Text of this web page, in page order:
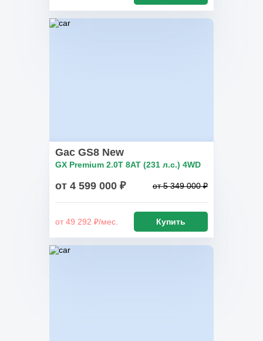
Gac GS8 New
GX Premium 2.0T 8AT (231 л.с.) 4WD
от 4 599 000 ₽ от 5 349 000 ₽
от 49 292 ₽/мес. Купить